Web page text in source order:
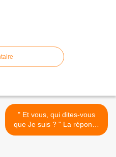
" Et vous, qui dites-vous
que Je suis ? " La réponse
de Roger Mattei >